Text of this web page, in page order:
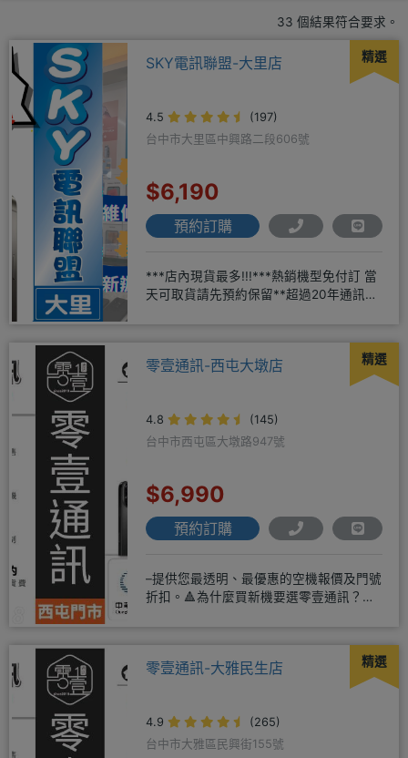
33 個結果符合要求。
精選
SKY電訊聯盟-大里店
4.5
(197)
台中市大里區中興路二段606號
$6,190
預約訂購
***店內現貨最多!!!***熱銷機型免付訂 當
天可取貨請先預約保留**超過20年通訊經
精選
零壹通訊-西屯大墩店
4.8
(145)
台中市西屯區大墩路947號
$6,990
預約訂購
–提供您最透明、最優惠的空機報價及門號
折扣。🔺為什麼買新機要選零壹通訊？
精選
零壹通訊-大雅民生店
4.9
(265)
台中市大雅區民興街155號